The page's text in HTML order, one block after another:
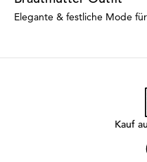
Elegante & festliche Mode
Kauf